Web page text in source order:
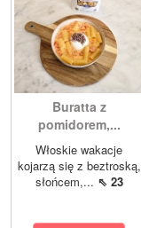
Buratta z
pomidorem,...
Włoskie wakacje
kojarzą się z beztroską,
słońcem,... ⇖ 23